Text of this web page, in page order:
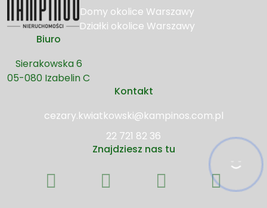
Domy okolice Warszawy
Działki okolice Warszawy
Biuro
Sierakowska 6
05-080 Izabelin C
Kontakt
cezary.kwiatkowski@kampinos.com.pl
22 721 82 36
Znajdziesz nas tu